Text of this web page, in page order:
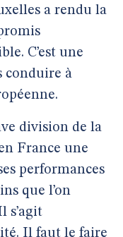
a rendu la
C’est une
conduire à
division de la
France une
performances
que l’on
s’agit
Il faut le faire